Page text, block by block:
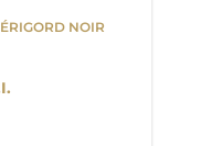
NOIR